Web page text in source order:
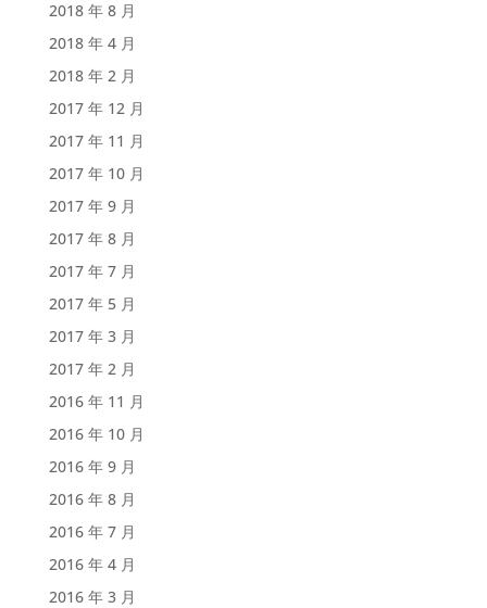
2018 年 8 月
2018 年 4 月
2018 年 2 月
2017 年 12 月
2017 年 11 月
2017 年 10 月
2017 年 9 月
2017 年 8 月
2017 年 7 月
2017 年 5 月
2017 年 3 月
2017 年 2 月
2016 年 11 月
2016 年 10 月
2016 年 9 月
2016 年 8 月
2016 年 7 月
2016 年 4 月
2016 年 3 月